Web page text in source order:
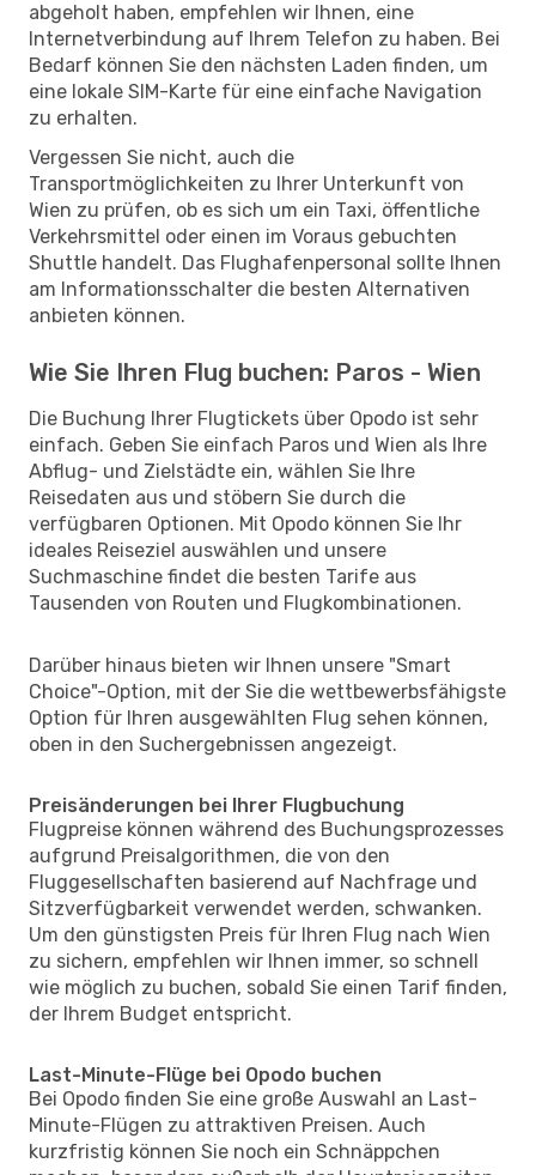
abgeholt haben, empfehlen wir Ihnen, eine
Internetverbindung auf Ihrem Telefon zu haben. Bei
Bedarf können Sie den nächsten Laden finden, um
eine lokale SIM-Karte für eine einfache Navigation
zu erhalten.
Vergessen Sie nicht, auch die
Transportmöglichkeiten zu Ihrer Unterkunft von
Wien zu prüfen, ob es sich um ein Taxi, öffentliche
Verkehrsmittel oder einen im Voraus gebuchten
Shuttle handelt. Das Flughafenpersonal sollte Ihnen
am Informationsschalter die besten Alternativen
anbieten können.
Wie Sie Ihren Flug buchen: Paros - Wien
Die Buchung Ihrer Flugtickets über Opodo ist sehr
einfach. Geben Sie einfach Paros und Wien als Ihre
Abflug- und Zielstädte ein, wählen Sie Ihre
Reisedaten aus und stöbern Sie durch die
verfügbaren Optionen. Mit Opodo können Sie Ihr
ideales Reiseziel auswählen und unsere
Suchmaschine findet die besten Tarife aus
Tausenden von Routen und Flugkombinationen.
Darüber hinaus bieten wir Ihnen unsere "Smart
Choice"-Option, mit der Sie die wettbewerbsfähigste
Option für Ihren ausgewählten Flug sehen können,
oben in den Suchergebnissen angezeigt.
Preisänderungen bei Ihrer Flugbuchung
Flugpreise können während des Buchungsprozesses
aufgrund Preisalgorithmen, die von den
Fluggesellschaften basierend auf Nachfrage und
Sitzverfügbarkeit verwendet werden, schwanken.
Um den günstigsten Preis für Ihren Flug nach Wien
zu sichern, empfehlen wir Ihnen immer, so schnell
wie möglich zu buchen, sobald Sie einen Tarif finden,
der Ihrem Budget entspricht.
Last-Minute-Flüge bei Opodo buchen
Bei Opodo finden Sie eine große Auswahl an Last-
Minute-Flügen zu attraktiven Preisen. Auch
kurzfristig können Sie noch ein Schnäppchen